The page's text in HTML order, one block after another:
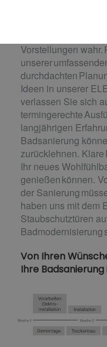
Vorstellungen wahr.
unserer
durchdachten
Ideen in unserer
verlassen Sie sich
termingerechte
langjährigen
Badsanierung
zurücklehnen. Klare
Ihr neues
genießen können.
der Sanierung
haben uns mit dem
Staubschutztüren
Badmodernisierung
Von Ihren
Ihre